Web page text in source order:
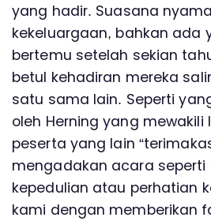
yang hadir. Suasana
kekeluargaan, bahkan ada
bertemu setelah sekian
betul kehadiran mereka
satu sama lain. Seperti
oleh Herning yang mewakili
peserta yang lain
mengadakan acara seperti
kepedulian atau perhatian
kami dengan memberikan